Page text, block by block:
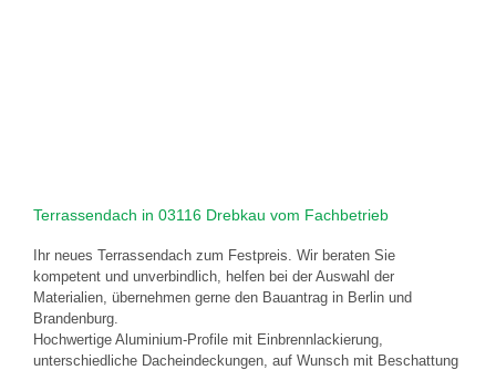
Terrassendach in 03116 Drebkau vom Fachbetrieb
Ihr neues Terrassendach zum Festpreis. Wir beraten Sie
kompetent und unverbindlich, helfen bei der Auswahl der
Materialien, übernehmen gerne den Bauantrag in Berlin und
Brandenburg.
Hochwertige Aluminium-Profile mit Einbrennlackierung,
unterschiedliche Dacheindeckungen, auf Wunsch mit Beschattung